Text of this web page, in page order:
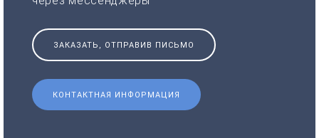
ЗАКАЗАТЬ, ОТПРАВИВ ПИСЬМО
КОНТАКТНАЯ ИНФОРМАЦИЯ